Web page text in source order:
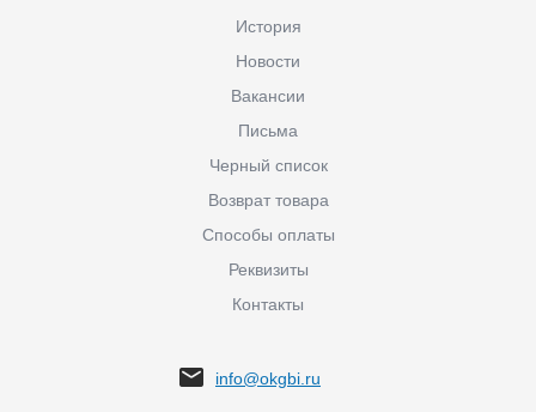
История
Новости
Вакансии
Письма
Черный список
Возврат товара
Способы оплаты
Реквизиты
Контакты
info@okgbi.ru